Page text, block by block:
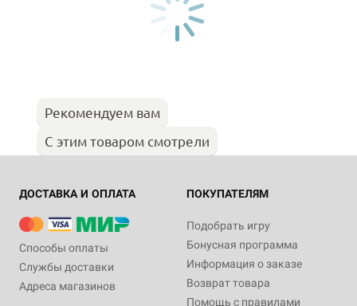
Рекомендуем вам
С этим товаром смотрели
ДОСТАВКА И ОПЛАТА
Способы оплаты
Службы доставки
Адреса магазинов
ПОКУПАТЕЛЯМ
Подобрать игру
Бонусная программа
Информация о заказе
Возврат товара
Помощь с правилами